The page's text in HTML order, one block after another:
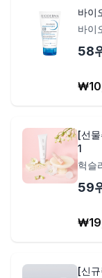
바이
바이
58
₩
[선
1
헉슬
59
₩
[신